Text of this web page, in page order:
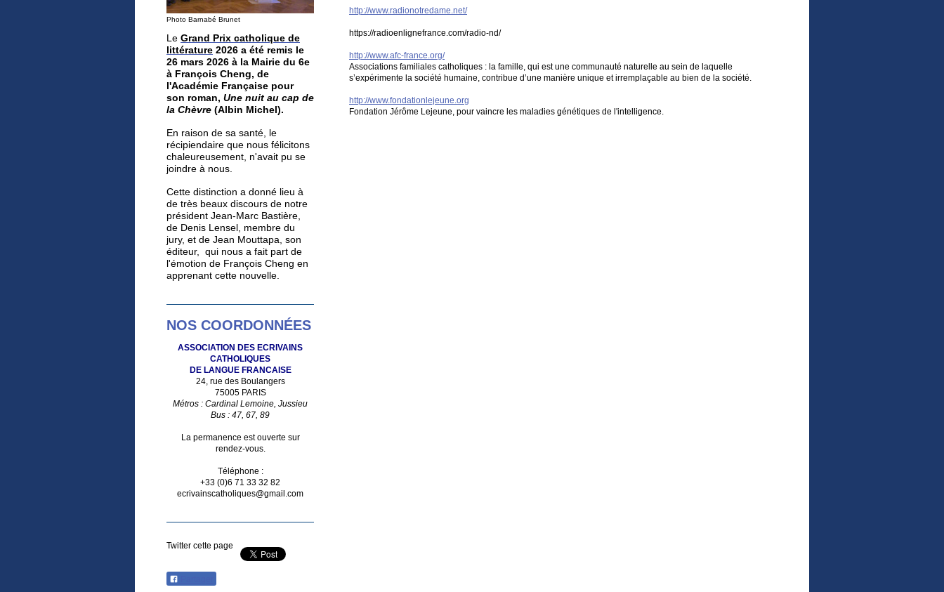
Photo Barnabé Brunet
Le Grand Prix catholique de
littérature 2026 a été remis le
26 mars 2026 à la Mairie du 6e
à François Cheng, de
l'Académie Française pour
son roman, Une nuit au cap de
la Chèvre (Albin Michel).
En raison de sa santé, le
récipiendaire que nous félicitons
chaleureusement, n'avait pu se
joindre à nous.
Cette distinction a donné lieu à
de très beaux discours de notre
président Jean-Marc Bastière,
de Denis Lensel, membre du
jury, et de Jean Mouttapa, son
éditeur, qui nous a fait part de
l'émotion de François Cheng en
apprenant cette nouvelle.
NOS COORDONNÉES
ASSOCIATION DES ECRIVAINS
CATHOLIQUES
DE LANGUE FRANCAISE
24, rue des Boulangers
75005 PARIS
Métros : Cardinal Lemoine, Jussieu
Bus : 47, 67, 89
La permanence est ouverte sur
rendez-vous.
Téléphone :
+33 (0)6 71 33 32 82
ecrivainscatholiques@gmail.com
Twitter cette page
http://www.radionotredame.net/
https://radioenlignefrance.com/radio-nd/
http://www.afc-france.org/
Associations familiales catholiques : la famille, qui est une communauté naturelle au sein de laquelle
s’expérimente la société humaine, contribue d’une manière unique et irremplaçable au bien de la société.
http://www.fondationlejeune.org
Fondation Jérôme Lejeune, pour vaincre les maladies génétiques de l'intelligence.